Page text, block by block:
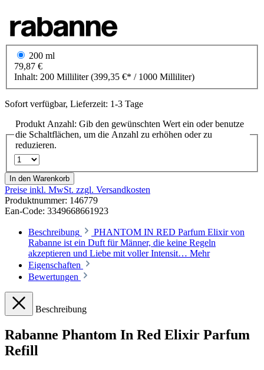
200 ml
79,87 €
Inhalt: 200 Milliliter(399,35 €* / 1000 Milliliter)
Sofort verfügbar, Lieferzeit: 1-3 Tage
Produkt Anzahl: Gib den gewünschten Wert ein oder benutze
die Schaltflächen, um die Anzahl zu erhöhen oder zu
reduzieren.
In den Warenkorb
Preise inkl. MwSt. zzgl. Versandkosten
Produktnummer: 146779
Ean-Code: 3349668661923
Beschreibung
PHANTOM IN RED Parfum Elixir von
Rabanne ist ein Duft für Männer, die keine Regeln
akzeptieren und Liebe mit voller Intensit… Mehr
Eigenschaften
Bewertungen
Beschreibung
Rabanne Phantom In Red Elixir Parfum
Refill